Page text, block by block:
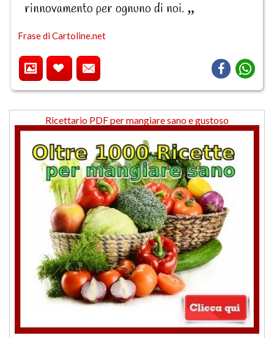
rinnovamento per ognuno di noi.
Frase di Cartoline.net
Ricettario PDF per mangiare sano e gustoso